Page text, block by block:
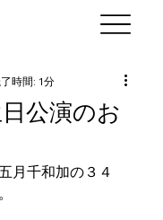
公演のお
時間: 1分
月千和加の３４